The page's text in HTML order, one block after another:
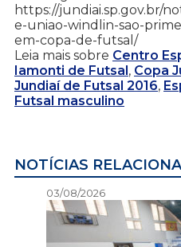
https://jundiai.sp.gov.br/
e-uniao-windlin-sao-
em-copa-de-futsal/
Leia mais sobre Centro
Iamonti de Futsal, Copa
Jundiaí de Futsal 2016,
Futsal masculino
NOTÍCIAS
03/08/2026